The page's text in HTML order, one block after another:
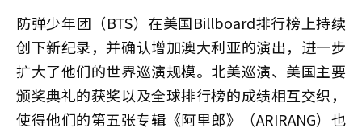
防弹少年团（BTS）在美国Billboard排行榜上持续
创下新纪录，并确认增加澳大利亚的演出，进一步
扩大了他们的世界巡演规模。北美巡演、美国主要
颁奖典礼的获奖以及全球排行榜的成绩相互交织，
使得他们的第五张专辑《阿里郎》（ARIRANG）也